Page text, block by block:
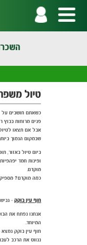
טיול
כשאתם חושבים על
פנים מרוחות בבוץ
אבל אם תצאו
שבמקום הנמוך
ביום טיול באזור,
ופינות חמד
מוקדם.
כמה מוקדם?
חוף עין בוקק-
אנחנו נפתח את
המיוחד.
חוף עין בוקק
ננווט את הרכב